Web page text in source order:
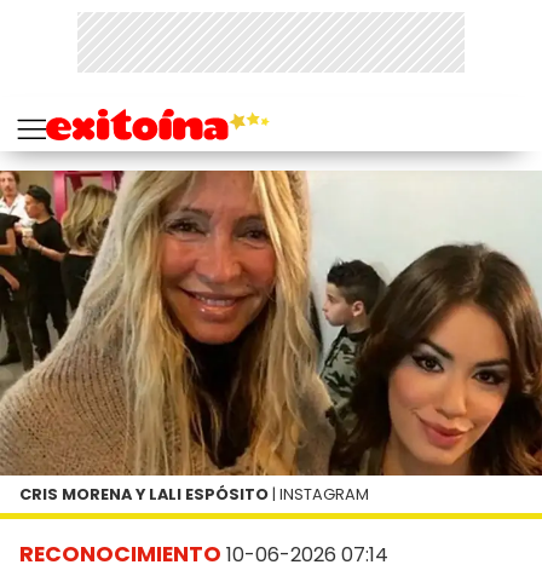
RECONOCIMIENTO 10-06-2026 07:14
CRIS MORENA Y LALI ESPÓSITO | INSTAGRAM